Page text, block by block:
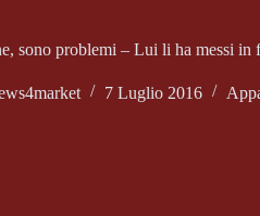
sono problemi – Lui li ha messi in
7 Luglio 2016